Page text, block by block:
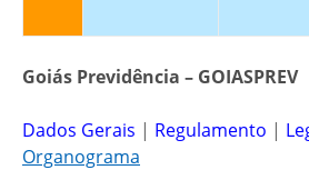
Goiás Previdência – GOIASPREV
Dados Gerais | Regulamento |
Organograma